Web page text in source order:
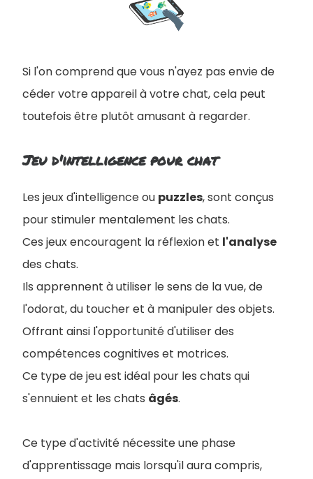
Si l'on comprend que vous n'ayez pas envie de
céder votre appareil à votre chat, cela peut
toutefois être plutôt amusant à regarder.
Jeu d'intelligence pour chat
Les jeux d'intelligence ou puzzles, sont conçus
pour stimuler mentalement les chats.
Ces jeux encouragent la réflexion et l'analyse
des chats.
Ils apprennent à utiliser le sens de la vue, de
l'odorat, du toucher et à manipuler des objets.
Offrant ainsi l'opportunité d'utiliser des
compétences cognitives et motrices.
Ce type de jeu est idéal pour les chats qui
s'ennuient et les chats âgés.
Ce type d'activité nécessite une phase
d'apprentissage mais lorsqu'il aura compris,